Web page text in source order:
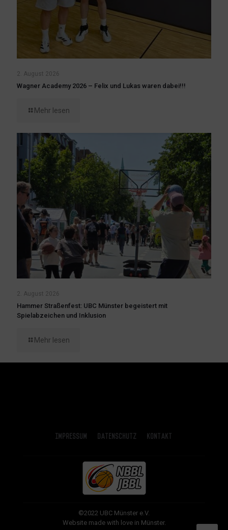
2. August 2026
Wagner Academy 2026 – Felix und Lukas waren dabei!!!
Mehr lesen
2. August 2026
Hammer Straßenfest: UBC Münster begeistert mit
Spielabzeichen und Inklusion
Mehr lesen
Impressum Datenschutz Kontakt
©2022 UBC Münster e.V.
Website made with love in Münster.